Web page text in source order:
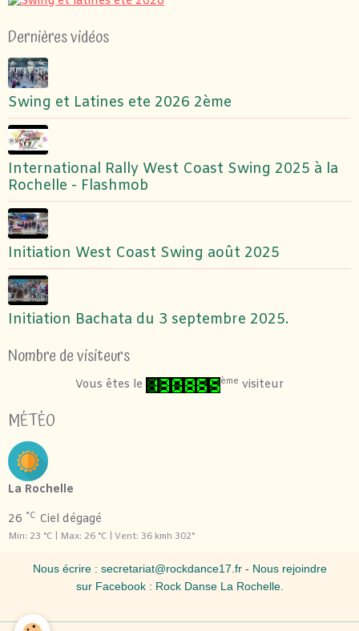
Dernières vidéos
Swing et Latines ete 2026 2ème
International Rally West Coast Swing 2025 à la
Rochelle - Flashmob
Initiation West Coast Swing août 2025
Initiation Bachata du 3 septembre 2025.
Nombre de visiteurs
Vous êtes le ème visiteur
MÉTÉO
La Rochelle
26 °C Ciel dégagé
Min: 23 °C | Max: 26 °C | Vent: 36 kmh 302°
Nous écrire : secretariat@rockdance17.fr- Nous rejoindre
sur Facebook : Rock Danse La Rochelle.